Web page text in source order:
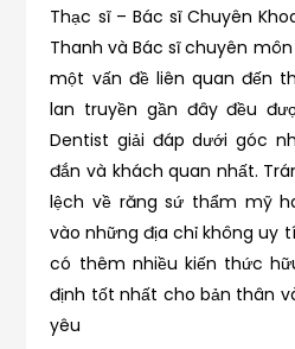
Thạc sĩ – Bác sĩ Chuyên
Thanh và Bác sĩ chuyên môn
một vấn đề liên quan đến
lan truyền gần đây đều
Dentist giải đáp dưới góc
đắn và khách quan nhất.
lệch về răng sứ thẩm mỹ
vào những địa chỉ không uy
có thêm nhiều kiến thức
định tốt nhất cho bản thân
yêu